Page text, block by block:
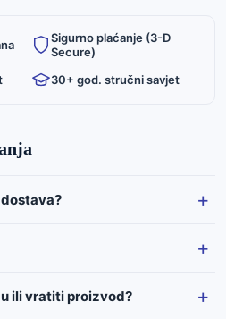
Sigurno plaćanje (3-D
Secure)
30+ god. stručni savjet
ili vratiti proizvod?